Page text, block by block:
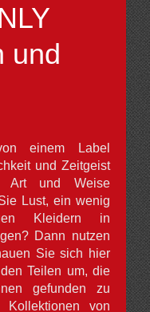
und
einem Label
und Zeitgeist
Art und Weise
Lust, ein wenig
Kleidern in
Dann nutzen
Sie sich hier
Teilen um, die
gefunden zu
von